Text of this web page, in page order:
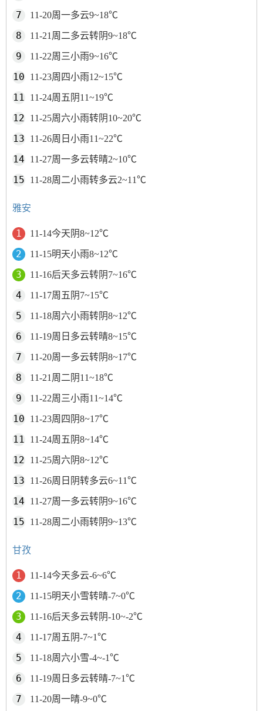
11-20周一多云9~18℃
11-21周二多云转阴9~18℃
11-22周三小雨9~16℃
11-23周四小雨12~15℃
11-24周五阴11~19℃
11-25周六小雨转阴10~20℃
11-26周日小雨11~22℃
11-27周一多云转晴2~10℃
11-28周二小雨转多云2~11℃
雅安
11-14今天阴8~12℃
11-15明天小雨8~12℃
11-16后天多云转阴7~16℃
11-17周五阴7~15℃
11-18周六小雨转阴8~12℃
11-19周日多云转晴8~15℃
11-20周一多云转阴8~17℃
11-21周二阴11~18℃
11-22周三小雨11~14℃
11-23周四阴8~17℃
11-24周五阴8~14℃
11-25周六阴8~12℃
11-26周日阴转多云6~11℃
11-27周一多云转阴9~16℃
11-28周二小雨转阴9~13℃
甘孜
11-14今天多云-6~6℃
11-15明天小雪转晴-7~0℃
11-16后天多云转阴-10~-2℃
11-17周五阴-7~1℃
11-18周六小雪-4~-1℃
11-19周日多云转晴-7~1℃
11-20周一晴-9~0℃